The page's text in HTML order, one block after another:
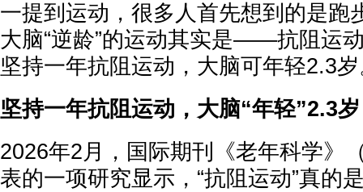
一提到运动，很多人首先想到的是跑
大脑“逆龄”的运动其实是——抗阻运
坚持一年抗阻运动，大脑可年轻2.3
坚持一年抗阻运动，大脑“年轻”2.3岁
2026年2月，国际期刊《老年科学》
表的一项研究显示，“抗阻运动”真的